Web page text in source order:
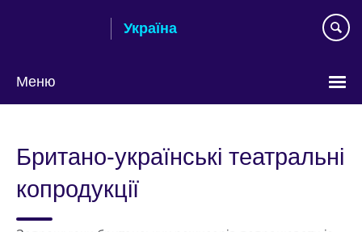
Україна
Меню
language
Британо-українські театральні
копродукції